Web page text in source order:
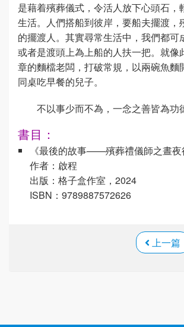
是藉着殯葬儀式，令活人放下心頭石，
生活。人們搭船到彼岸，要船夫擺渡，
的擺渡人。其實尋常生活中，我們都可
或者是渡頭上為上船的人扶一把。就像
章的麵檔老闆，打破常規，以兩碗魚麵
同桌吃早餐的兒子。
不以事少而不為，一念之善皆為功
書目：
《最後的故事——殯葬禮儀師之晝夜
作者：啟程
出版：格子盒作室，2024
ISBN：9789887572626
上一篇